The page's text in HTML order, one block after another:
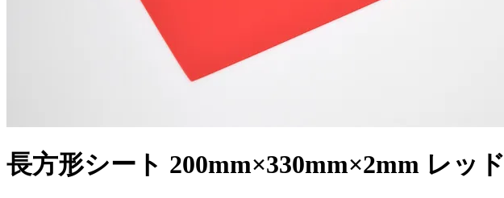
長方形シート 200mm×330mm×2mm レッド